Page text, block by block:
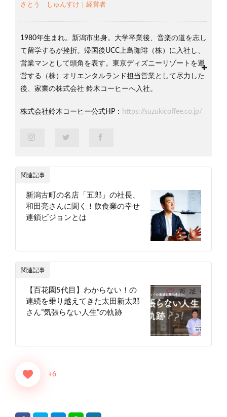
さとう しゅんすけ｜経営者
1980年生まれ。新潟市出身。大学卒業後、音楽の道を志し
て留学するが挫折。帰国後UCC上島珈琲（株）に入社し、
営業マンとして頭角を表す。東京ディズニーリゾートを運
営する（株）オリエンタルランド担当営業として尽力した
後、家業の株式会社 鈴木コーヒーへ入社。
株式会社鈴木コーヒー公式HP： https://suzukicoffee.co.jp/
関連記事
新潟古町の名店「五郎」の社長、
和田亮さんに聞く！飲食業の幸せ
連鎖ビジョンとは
関連記事
【百花園5代目】わからない！の
連続を乗り越えてきた太田新太郎
さん”気張らない人生”の軌跡
+6